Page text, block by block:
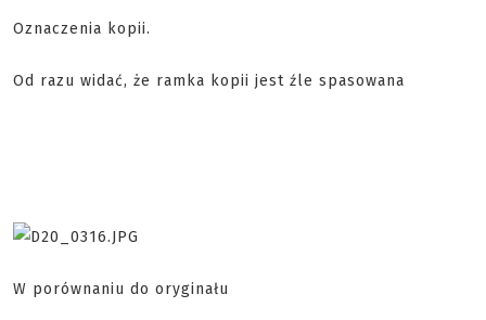
Oznaczenia kopii.
Od razu widać, że ramka kopii jest źle spasowana
W porównaniu do oryginału